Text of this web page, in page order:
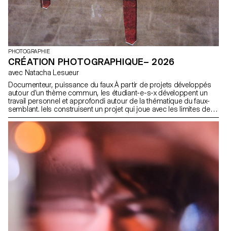
PHOTOGRAPHIE
CRÉATION PHOTOGRAPHIQUE– 2026
avec Natacha Lesueur
Documenteur, puissance du faux À partir de projets développés
autour d’un thème commun, les étudiant-e-s-x développent un
travail personnel et approfondi autour de la thématique du faux-
semblant. Iels construisent un projet qui joue avec les limites de la
véracité de la photographie et l'utilisant comme artifice du
mensonge.